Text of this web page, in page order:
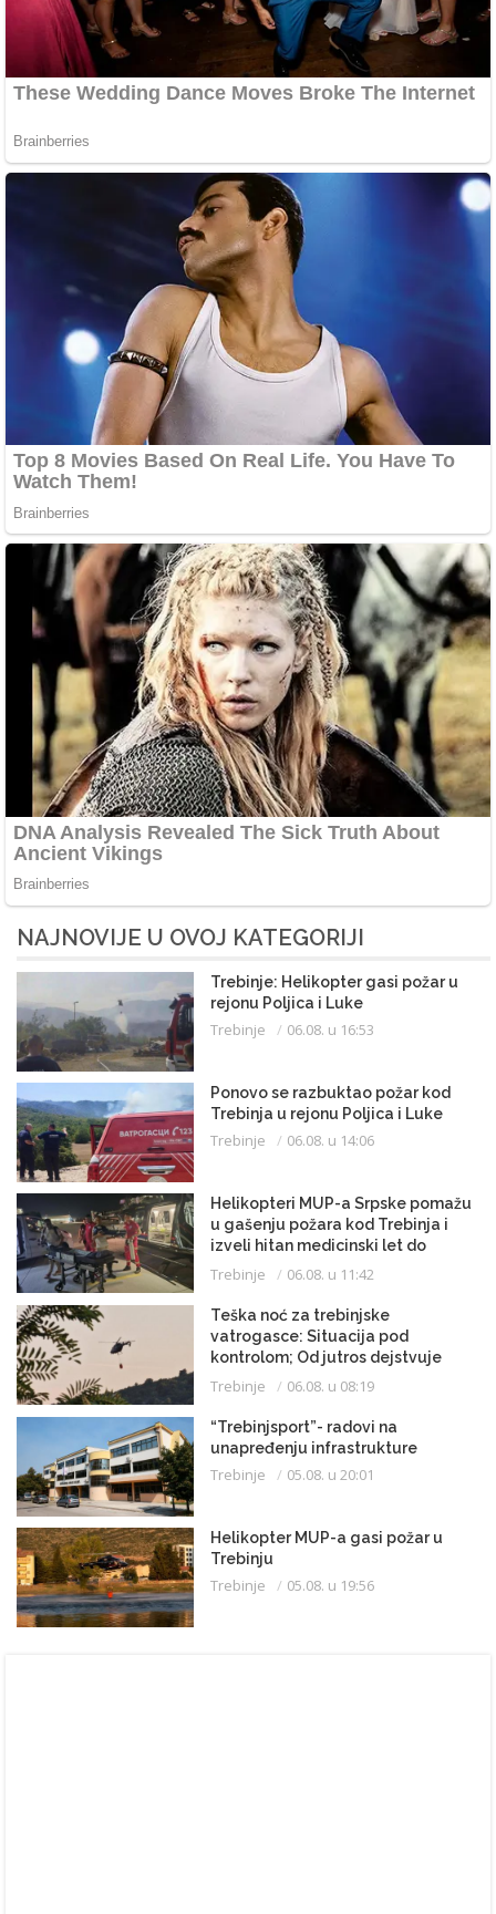
NAJNOVIJE U OVOJ KATEGORIJI
Trebinje: Helikopter gasi požar u
rejonu Poljica i Luke
Trebinje 06.08. u 16:53
Ponovo se razbuktao požar kod
Trebinja u rejonu Poljica i Luke
Trebinje 06.08. u 14:06
Helikopteri MUP-a Srpske pomažu
u gašenju požara kod Trebinja i
izveli hitan medicinski let do
Beograda
Trebinje 06.08. u 11:42
Teška noć za trebinjske
vatrogasce: Situacija pod
kontrolom; Od jutros dejstvuje
helikopter
Trebinje 06.08. u 08:19
“Trebinjsport”- radovi na
unapređenju infrastrukture
Trebinje 05.08. u 20:01
Helikopter MUP-a gasi požar u
Trebinju
Trebinje 05.08. u 19:56